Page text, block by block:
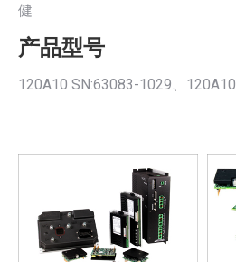
健
产品型号
120A10 SN:63083-1029、120A10